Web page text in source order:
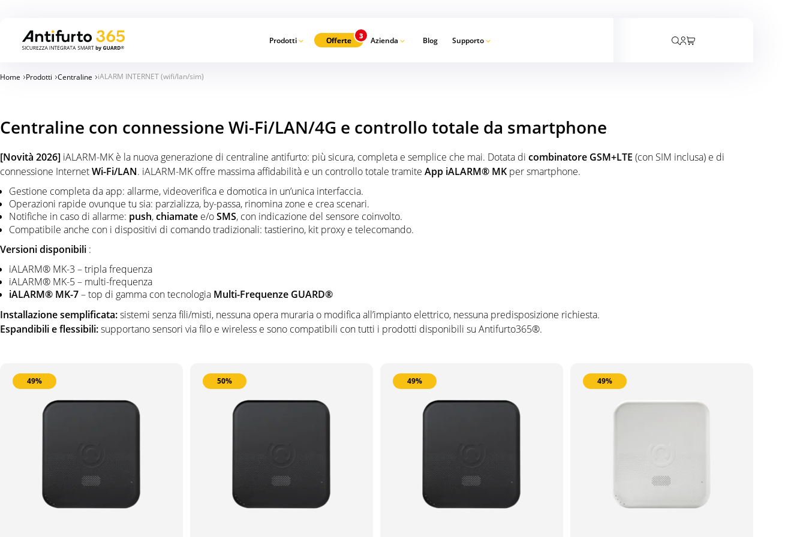
Prodotti Offerte Azienda Blog Supporto
Home Prodotti Centraline iALARM INTERNET (wifi/lan/sim)
Centraline con connessione Wi-Fi/LAN/4G e controllo totale da smartphone
[Novità 2026] iALARM-MK è la nuova generazione di centraline antifurto: più sicura, completa e semplice che mai. Dotata di combinatore GSM+LTE (con SIM inclusa) e di
connessione InternetWi-Fi/LAN. iALARM-MK offre massima affidabilità e un controllo totale tramite App iALARM® MK per smartphone.
Gestione completa da app: allarme, videoverifica e domotica in un’unica interfaccia.
Operazioni rapide ovunque tu sia: parzializza, by-passa, rinomina zone e crea scenari.
Notifiche in caso di allarme: push,chiamate e/oSMS, con indicazione del sensore coinvolto.
Compatibile anche con i dispositivi di comando tradizionali: tastierino, kit proxy e telecomando.
Versioni disponibili :
iALARM® MK-3 – tripla frequenza
iALARM® MK-5 – multi-frequenza
iALARM® MK-7– top di gamma con tecnologia Multi-Frequenze GUARD®
Installazione semplificata:sistemi senza fili/misti, nessuna opera muraria o modifica all’impianto elettrico, nessuna predisposizione richiesta.
Espandibili e flessibili:supportano sensori via filo e wireless e sono compatibili con tutti i prodotti disponibili su Antifurto365®.
49% 50% 49% 49%